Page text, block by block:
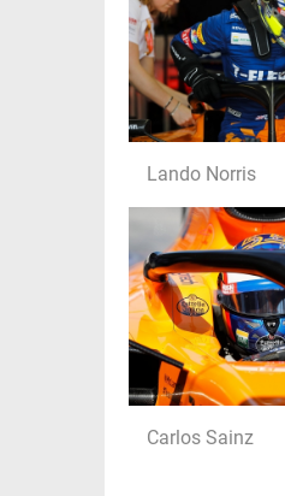
Lando Norris
Carlos Sainz